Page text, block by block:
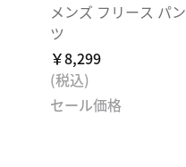
メンズ フリース パン
ツ
￥8,299
(税込)
セール価格